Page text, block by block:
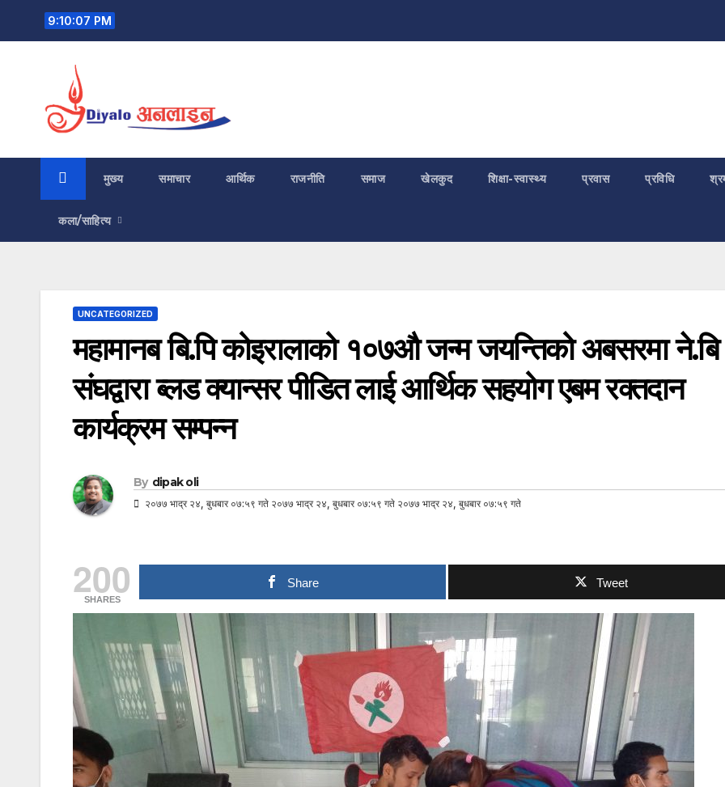
9:10:08 PM
मुख्य समाचार आर्थिक राजनीति समाज खेलकुद शिक्षा-स्वास्थ्य प्रवास प्रविधि
कला/साहित्य
UNCATEGORIZED
महामानब बि.पि कोइरालाको १०७औ जन्म जयन्तिको अबसरमा ने.बि
संघद्वारा ब्लड क्यान्सर पीडित लाई आर्थिक सहयोग एबम रक्तदान
कार्यक्रम सम्पन्न
By dipak oli
२०७७ भाद्र २४, बुधबार ०७:५९ गते २०७७ भाद्र २४, बुधबार ०७:५९ गते २०७७ भाद्र २४, बुधबार ०७:५९ गते
200
SHARES
Share Tweet